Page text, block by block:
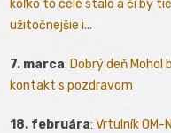
koľko to celé stálo a či by
užitočnejšie i...
7. marca: Dobrý deň Mohol
kontakt s pozdravom
18. februára: Vrtulník OM-